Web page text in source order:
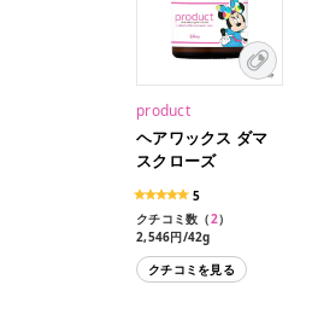
product
ヘアワックス ダマ
スクローズ
5
クチコミ数（2）
2,546円/42g
クチコミを見る